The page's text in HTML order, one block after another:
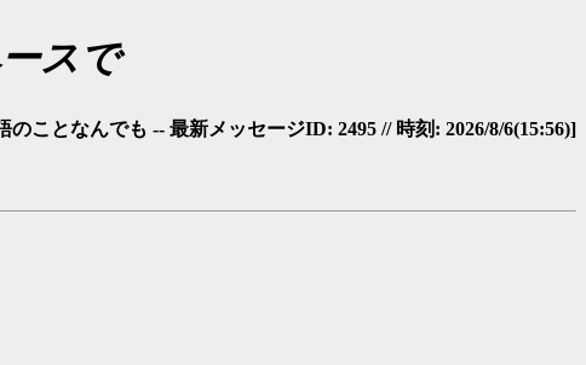
スで
ことなんでも -- 最新メッセージID: 2495 // 時刻: 2026/8/6(15:56)]